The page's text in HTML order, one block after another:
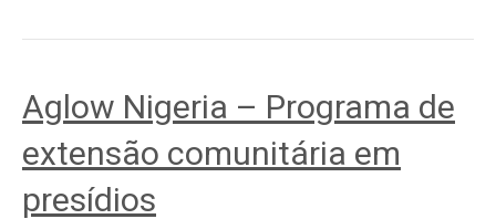
Aglow Nigeria – Programa de
extensão comunitária em
presídios